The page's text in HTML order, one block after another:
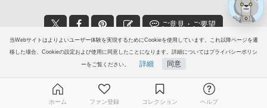
当Webサイトはよりよいユーザー体験を実現するためにCookieを使用しています。これ以降ページを遷
移した場合、Cookieの設定および使用に同意したことになります。詳細についてはプライバシーポリシ
ーをご覧ください。 詳細 同意
ご意見・ご要望
© 2006-2026 イラストAC
ホーム ファン登録 コレクション ヘルプ